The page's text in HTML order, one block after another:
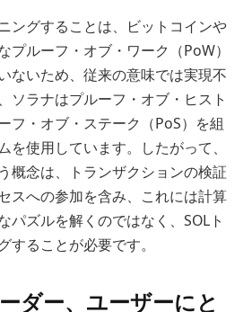
ングすることは、ビットコインや
プルーフ・オブ・ワーク（PoW）
ないため、従来の意味では実現不
ソラナはプルーフ・オブ・ヒスト
フ・オブ・ステーク（PoS）を組
を使用しています。したがって、
概念は、トランザクションの検証
スへの参加を含み、これには計算
パズルを解くのではなく、SOLト
することが必要です。
ダー、ユーザーにと